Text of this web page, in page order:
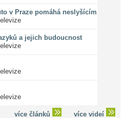
v Praze pomáhá neslyšícím
a jejich budoucnost
více článků více videí